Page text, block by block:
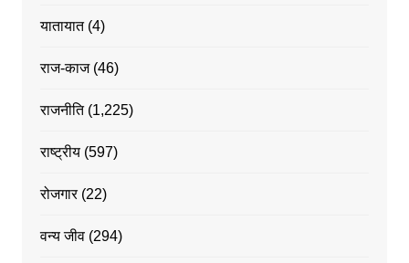
यातायात(4)
राज-काज(46)
राजनीति(1,225)
राष्ट्रीय(597)
रोजगार(22)
वन्य जीव(294)